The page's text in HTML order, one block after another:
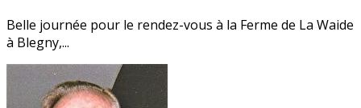
Belle journée pour le rendez-vous à la Ferme de La Waide
à Blegny,...